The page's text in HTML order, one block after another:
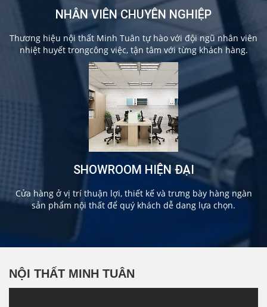
NHÂN VIÊN CHUYÊN NGHIỆP
Thương hiệu nội thất Minh Tuân tự hào với đội ngũ nhân viên
nhiệt huyết trongcông việc, tận tâm với từng khách hàng.
SHOWROOM HIỆN ĐẠI
Cửa hàng ở vị trí thuận lợi, thiết kế và trưng bày hàng ngàn
sản phẩm nội thất để quý khách dễ dang lựa chọn.
NỘI THẤT MINH TUÂN